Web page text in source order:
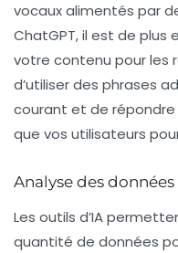
vocaux alimentés par
ChatGPT, il est de plus
votre contenu pour les
d’utiliser des phrases
courant et de
que vos utilisateurs
Analyse des
Les outils d’IA
quantité de données